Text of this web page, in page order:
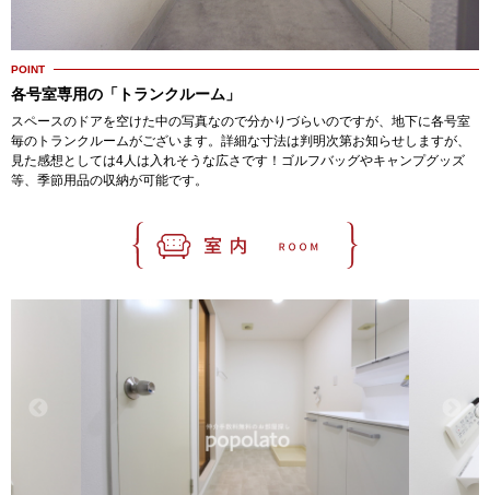
POINT
各号室専用の「トランクルーム」
スペースのドアを空けた中の写真なので分かりづらいのですが、地下に各号室
毎のトランクルームがございます。詳細な寸法は判明次第お知らせしますが、
見た感想としては4人は入れそうな広さです！ゴルフバッグやキャンプグッズ
等、季節用品の収納が可能です。